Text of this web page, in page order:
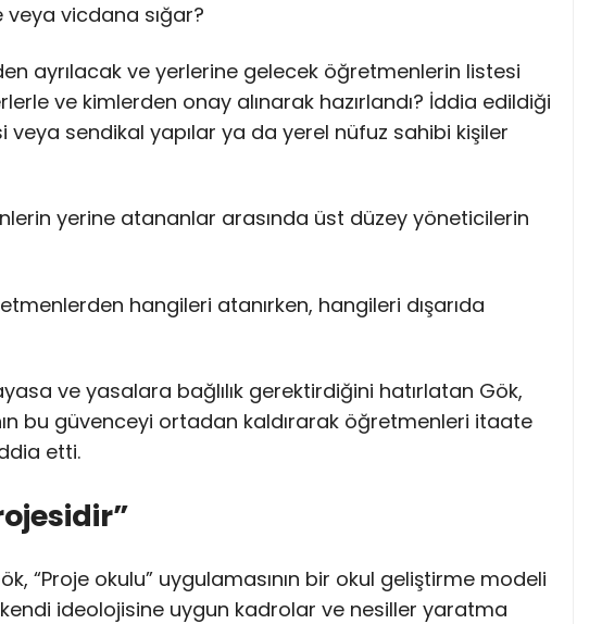
veya vicdana sığar?
ayrılacak ve yerlerine gelecek öğretmenlerin listesi
ve kimlerden onay alınarak hazırlandı? İddia edildiği
sendikal yapılar ya da yerel nüfuz sahibi kişiler
yerine atananlar arasında üst düzey yöneticilerin
hangileri atanırken, hangileri dışarıda
ve yasalara bağlılık gerektirdiğini hatırlatan Gök,
bu güvenceyi ortadan kaldırarak öğretmenleri itaate
etti.
“Proje okulu” uygulamasının bir okul geliştirme modeli
kendi ideolojisine uygun kadrolar ve nesiller yaratma